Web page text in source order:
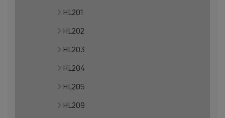
HL201
HL202
HL203
HL204
HL205
HL209